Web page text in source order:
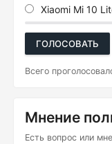
Xiaomi Mi 10
ГОЛОСОВАТЬ
Всего
Мнение
Есть вопрос или